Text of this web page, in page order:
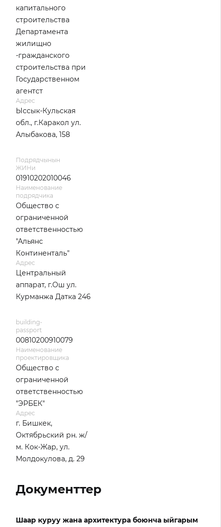
капитального
строительства
Департамента
жилищно
-гражданского
строительства при
Государственном
агентст
Адрес
Ыссык-Кульская
обл., г.Каракол ул.
Алыбакова, 158
Подрядчынын
ЖИНи
01910202010046
Наименование
подрядчика
Общество с
ограниченной
ответственностью
"Альянс
Континенталь"
Адрес
Центральный
аппарат, г.Ош ул.
Курманжа Датка 246
building-
passport
00810200910079
Наименование
проектировщика
Общество с
ограниченной
ответственностью
"ЭРБЕК"
Адрес
г. Бишкек,
Октябрьский рн. ж/
м. Кок-Жар, ул.
Молдокулова, д. 29
Документтер
Шаар куруу жана архитектура боюнча ыйгарым